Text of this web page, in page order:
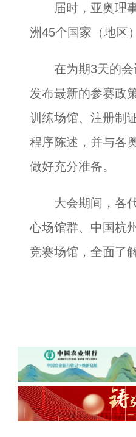
届时，亚奥理事
洲45个国家（地区
在为期3天的会
发布最新的参赛政
训练场馆、注册制
程序陈述，并与各
做好充分准备。
大会期间，各代
心场馆群、中国杭
竞赛场馆，全面了